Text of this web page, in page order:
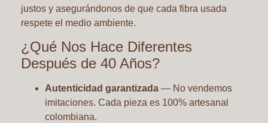
justos y asegurándonos de que cada fibra usada
respete el medio ambiente.
¿Qué Nos Hace Diferentes
Después de 40 Años?
Autenticidad garantizada — No vendemos
imitaciones. Cada pieza es 100% artesanal
colombiana.